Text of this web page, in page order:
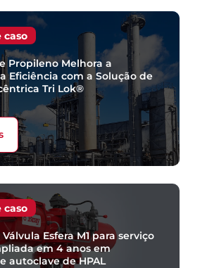
caso
Propileno Melhora a
Eficiência com a Solução de
Tri Lok®
caso
Esfera M1 para serviço
em 4 anos em
autoclave de HPAL